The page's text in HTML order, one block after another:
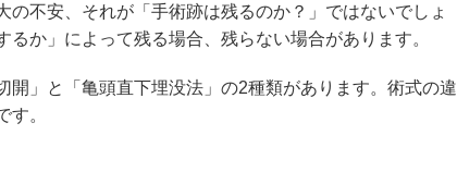
不安、それが「手術跡は残るのか？」ではないでしょ
か」によって残る場合、残らない場合があります。
開」と「亀頭直下埋没法」の2種類があります。術式の違
。